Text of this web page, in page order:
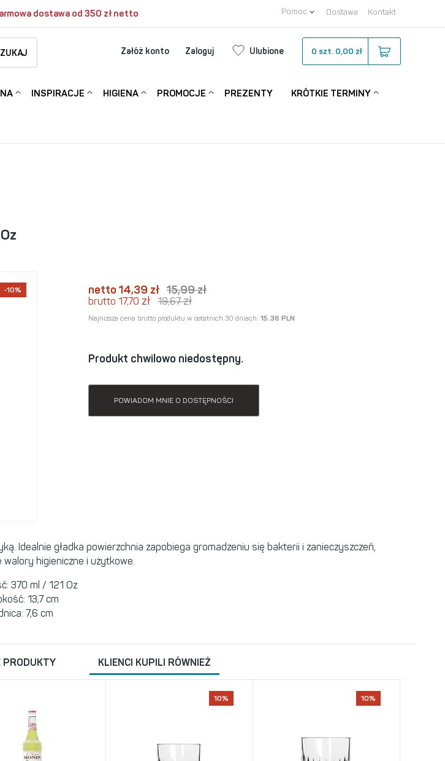
dostawa od 350 zł netto Pomoc Dostawa Kontakt
Załóż konto Zaloguj Ulubione 0 szt. 0,00 zł
INSPIRACJE HIGIENA PROMOCJE PREZENTY KRÓTKIE TERMINY
-10% netto 14,39 zł 15,99zł
brutto 17,70 zł 19,67zł
Najniższa cena brutto produktu w ostatnich 30 dniach:15.36 PLN
Produkt chwilowo niedostępny.
POWIADOM MNIE O DOSTĘPNOŚCI
Idealnie gładka powierzchnia zapobiega gromadzeniu się bakterii i zanieczyszczeń,
walory higieniczne i użytkowe.
370 ml / 121 Oz
13,7 cm
7,6 cm
PRODUKTY KLIENCI KUPILI RÓWNIEŻ
10% 10%